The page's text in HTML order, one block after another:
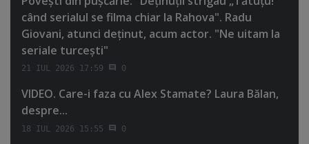
când serialul se filma chiar la Rahova". Radu
Giovani, atunci deţinut, acum actor. "Ne uitam la
seriale turceşti"
21 IUL 2026 17:59 0
VIDEO. Care-i faza cu Alex Stamate? Laura Bălan,
despre...
18 IUL 2026 15:55 0